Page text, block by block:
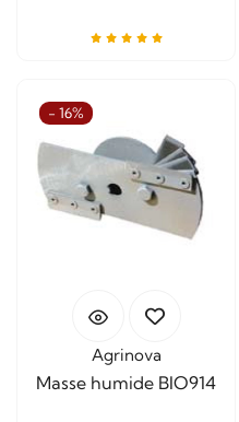
- 16%
Agrinova
Masse humide BIO914